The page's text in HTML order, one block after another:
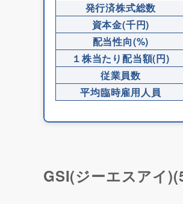
発行済株式総数
資本金(千円)
配当性向(%)
１株当たり配当額(円)
従業員数
平均臨時雇用人員
GSI(ジーエスアイ